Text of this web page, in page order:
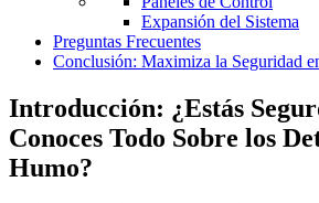
Expansión del Sistema
Preguntas Frecuentes
Conclusión: Maximiza la Seguridad
Introducción: ¿Estás
Conoces Todo Sobre los
Humo?